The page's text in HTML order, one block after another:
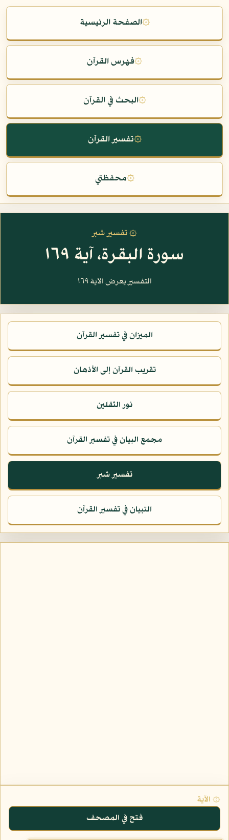
۞الصفحة الرئيسية
۞فهرس القرآن
۞البحث في القرآن
۞تفسير القرآن
۞محفظتي
۞ تفسير شبر
سورة البقرة، آية ١٦٩
التفسير يعرض الآية ١٦٩
الميزان في تفسير القرآن
تقريب القرآن إلى الأذهان
نور الثقلين
مجمع البيان في تفسير القرآن
تفسير شبر
التبيان في تفسير القرآن
۞ الآية
فتح في المصحف